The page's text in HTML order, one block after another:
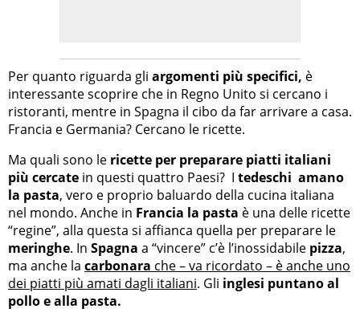
Per quanto riguarda gli argomenti più specifici, è
interessante scoprire che in Regno Unito si cercano i
ristoranti, mentre in Spagna il cibo da far arrivare a casa.
Francia e Germania? Cercano le ricette.
Ma quali sono le ricette per preparare piatti italiani
più cercate in questi quattro Paesi? I tedeschi amano
la pasta, vero e proprio baluardo della cucina italiana
nel mondo. Anche in Francia la pasta è una delle ricette
“regine”, alla questa si affianca quella per preparare le
meringhe. In Spagna a “vincere” c’è l’inossidabile pizza,
ma anche la carbonara che – va ricordato – è anche uno
dei piatti più amati dagli italiani. Gli inglesi puntano al
pollo e alla pasta.